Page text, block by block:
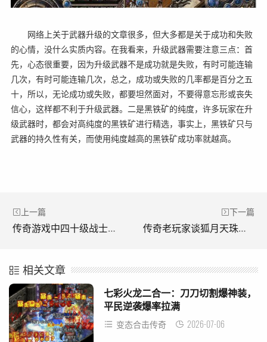
网络上关于武器升级的文章很多，但大多都是关于成功和失败
的心情，没什么实质内容。在我看来，升级武器需要注意三点：首
先，心态很重要，因为升级武器不是成功就是失败，有时可能连输
几次，有时可能连输几次，总之，成功或失败的几率都是百分之五
十，所以，无论成功或失败，都要坦然面对，不要得意忘形或丧失
信心，这样都不利于升级武器。二是黑铁矿的纯度，许多玩家在升
级武器时，都会对高纯度的黑铁矿进行精选，事实上，黑铁矿只与
武器的持久性有关，而使用纯度越高的黑铁矿成功率就越高。
上一篇
传奇游戏中四十级战士的强悍。(传奇游戏中四十级武者的实力。)
下一篇
传奇老玩家谈狐月天珠的打法。(传奇老玩家说说狐月天珠的玩法。)
相关文章
七彩火龙二合一：刀刀切割爆神装，
平民逆袭爆率拉满
变态合击传奇 2026-07-06